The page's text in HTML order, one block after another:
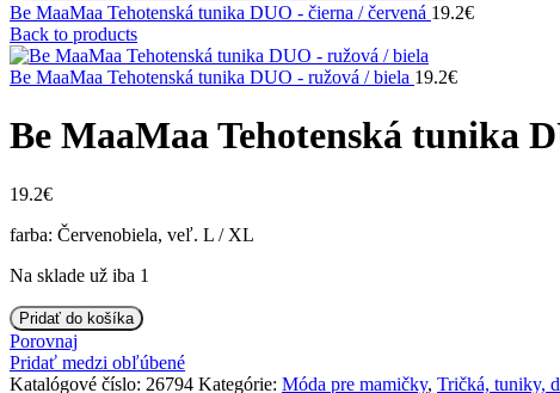
Be MaaMaa Tehotenská tunika DUO - čierna / červená 19.2€
Back to products
Be MaaMaa Tehotenská tunika DUO - ružová / biela 19.2€
Be MaaMaa Tehotenská tunika
19.2€
farba: Červenobiela, veľ. L / XL
Na sklade už iba 1
množstvo
Be
MaaMaa
Tehotenská
Pridať do košíka
Porovnaj
Pridať medzi obľúbené
Katalógové číslo: 26794 Kategórie: Móda pre mamičky, Tričká, tuniky,